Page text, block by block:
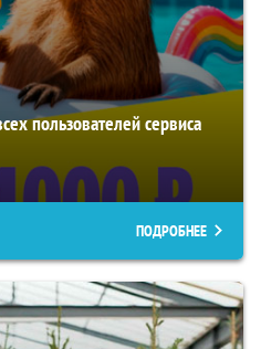
пользователей сервиса
ПОДРОБНЕЕ